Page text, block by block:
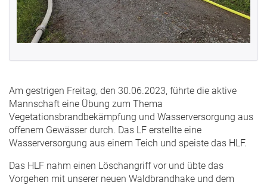
Am gestrigen Freitag, den 30.06.2023, führte die aktive
Mannschaft eine Übung zum Thema
Vegetationsbrandbekämpfung und Wasserversorgung aus
offenem Gewässer durch. Das LF erstellte eine
Wasserversorgung aus einem Teich und speiste das HLF.
Das HLF nahm einen Löschangriff vor und übte das
Vorgehen mit unserer neuen Waldbrandhake und dem